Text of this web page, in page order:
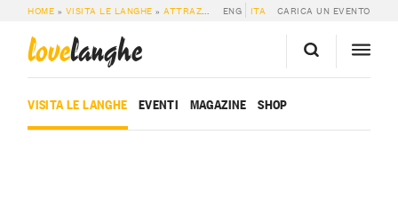
HOME » VISITA LE LANGHE »ATTRAZIONI »IL CASTELLO DI GRINZANE
ENG ITA CARICA UN EVENTO
lovelanghe
VISITA LE LANGHE EVENTI MAGAZINE SHOP